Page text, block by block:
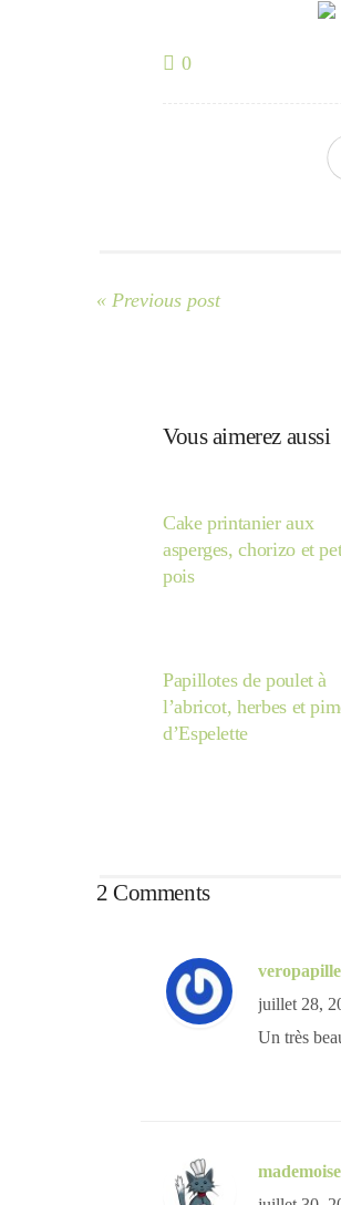
0
« Previous post
Vous aimerez aussi
Cake printanier aux
asperges, chorizo et
pois
Papillotes de poulet à
l’abricot, herbes et
d’Espelette
2 Comments
juillet 28,
Un très